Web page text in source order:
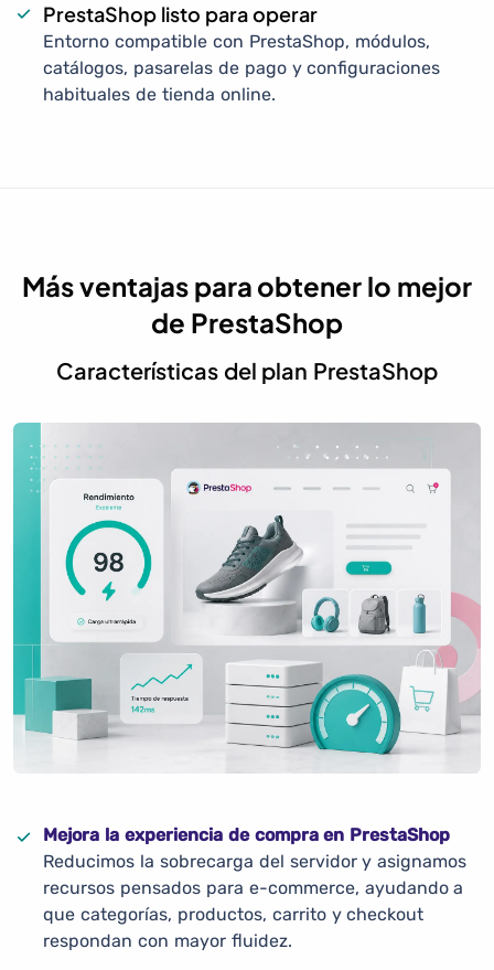
PrestaShop listo para operar
Entorno compatible con PrestaShop, módulos,
catálogos, pasarelas de pago y configuraciones
habituales de tienda online.
Más ventajas para obtener lo mejor
de PrestaShop
Características del plan PrestaShop
Mejora la experiencia de compra en PrestaShop
Reducimos la sobrecarga del servidor y asignamos
recursos pensados para e-commerce, ayudando a
que categorías, productos, carrito y checkout
respondan con mayor fluidez.